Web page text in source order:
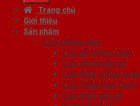
Trang chủ
Giới thiệu
Sản phẩm
Cửa chống cháy
Cửa gỗ chống cháy
Cửa nhôm vân gỗ
Cửa thép chống cháy
Cửa Thép Hàn Quốc
Cửa thép vân gỗ